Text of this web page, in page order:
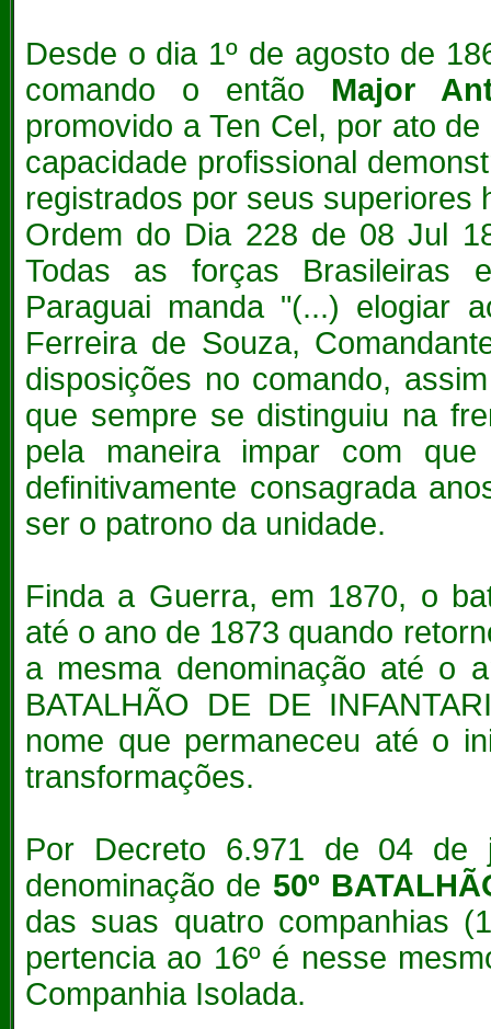
Desde o dia 1º de agosto de
comando o então Major
promovido a Ten Cel, por ato
capacidade profissional
registrados por seus superiores
Ordem do Dia 228 de 08 Jul
Todas as forças Brasileiras
Paraguai manda "(...) elogiar
Ferreira de Souza,
disposições no comando,
que sempre se distinguiu na
pela maneira impar com
definitivamente consagrada
ser o patrono da unidade.
Finda a Guerra, em 1870, o
até o ano de 1873 quando
a mesma denominação até o
BATALHÃO DE DE
nome que permaneceu até o
transformações.
Por Decreto 6.971 de 04 de
denominação de 50º
das suas quatro companhias
pertencia ao 16º é nesse
Companhia Isolada.